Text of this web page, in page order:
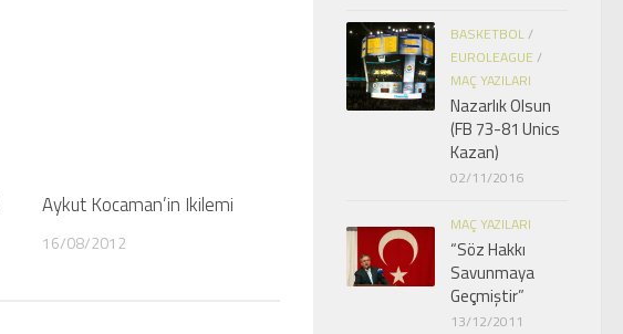
Aykut Kocaman’in Ikilemi
16/08/2012
BASKETBOL/
EUROLEAGUE /
MAÇ YAZILARI
Nazarlık Olsun
(FB 73-81 Unics
Kazan)
02/11/2016
MAÇ YAZILARI
“Söz Hakkı
Savunmaya
Geçmiştir”
13/12/2011